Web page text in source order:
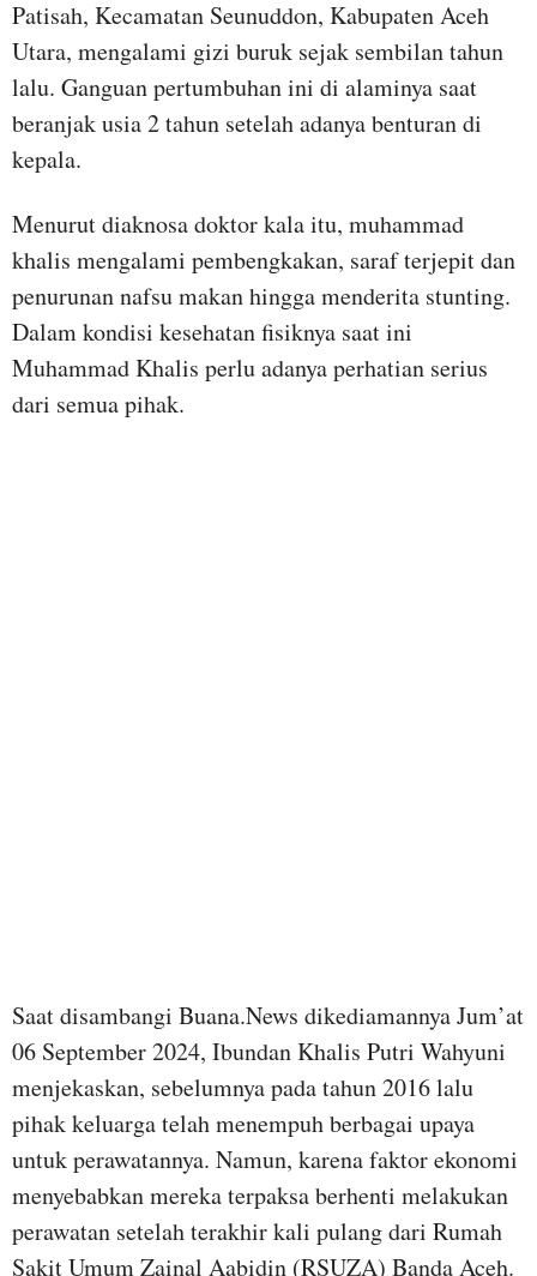
Patisah, Kecamatan Seunuddon, Kabupaten Aceh
Utara, mengalami gizi buruk sejak sembilan tahun
lalu. Ganguan pertumbuhan ini di alaminya saat
beranjak usia 2 tahun setelah adanya benturan di
kepala.
Menurut diaknosa doktor kala itu, muhammad
khalis mengalami pembengkakan, saraf terjepit dan
penurunan nafsu makan hingga menderita stunting.
Dalam kondisi kesehatan fisiknya saat ini
Muhammad Khalis perlu adanya perhatian serius
dari semua pihak.
Saat disambangi Buana.News dikediamannya Jum’at
06 September 2024, Ibundan Khalis Putri Wahyuni
menjekaskan, sebelumnya pada tahun 2016 lalu
pihak keluarga telah menempuh berbagai upaya
untuk perawatannya. Namun, karena faktor ekonomi
menyebabkan mereka terpaksa berhenti melakukan
perawatan setelah terakhir kali pulang dari Rumah
Sakit Umum Zainal Aabidin (RSUZA) Banda Aceh.